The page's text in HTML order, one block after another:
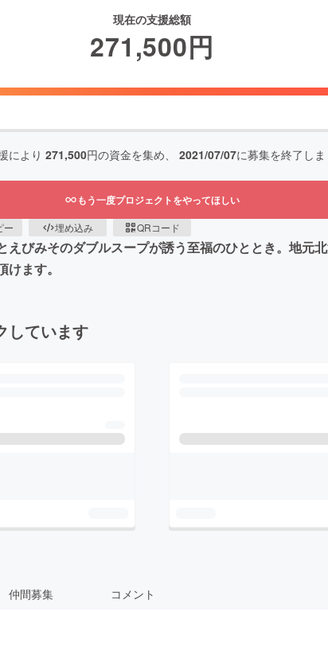
現在の支援総額
271,500円
により 271,500円の資金を集め、 2021/07/07に募集を終了しま
もう一度プロジェクトをやってほしい
ー 埋め込み QRコード
えびみそのダブルスープが誘う至福のひととき。地元
ます。
しています
仲間募集 コメント